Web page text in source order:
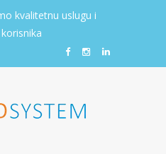
kvalitetnu uslugu i